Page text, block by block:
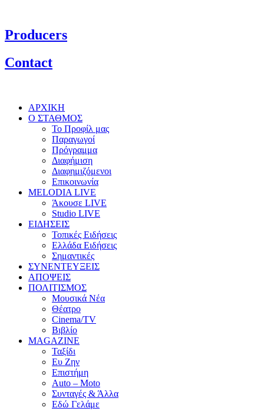
Producers
Contact
ΑΡΧΙΚΗ
Ο ΣΤΑΘΜΟΣ
Το Προφίλ μας
Παραγωγοί
Πρόγραμμα
Διαφήμιση
Διαφημιζόμενοι
Επικοινωνία
MELODIA LIVE
Άκουσε LIVE
Studio LIVE
ΕΙΔΗΣΕΙΣ
Τοπικές Ειδήσεις
Ελλάδα Ειδήσεις
Σημαντικές
ΣΥΝΕΝΤΕΥΞΕΙΣ
ΑΠΟΨΕΙΣ
ΠΟΛΙΤΙΣΜΟΣ
Μουσικά Νέα
Θέατρο
Cinema/TV
Βιβλίο
MAGAZINE
Ταξίδι
Ευ Ζην
Επιστήμη
Auto – Moto
Συνταγές & Άλλα
Εδώ Γελάμε